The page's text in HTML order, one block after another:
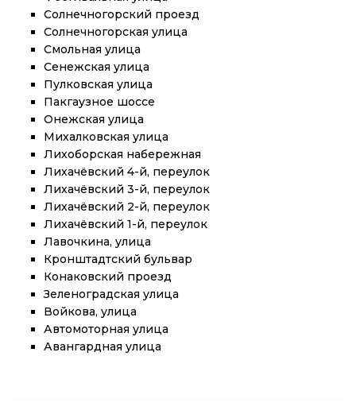
Солнечногорский проезд
Солнечногорская улица
Смольная улица
Сенежская улица
Пулковская улица
Пакгаузное шоссе
Онежская улица
Михалковская улица
Лихоборская набережная
Лихачёвский 4-й, переулок
Лихачёвский 3-й, переулок
Лихачёвский 2-й, переулок
Лихачёвский 1-й, переулок
Лавочкина, улица
Кронштадтский бульвар
Конаковский проезд
Зеленоградская улица
Войкова, улица
Автомоторная улица
Авангардная улица